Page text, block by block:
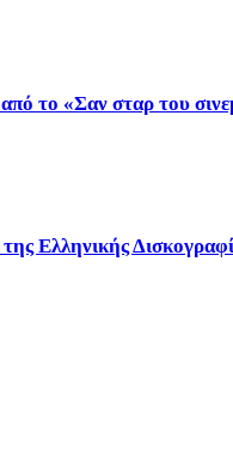
το «Σαν σταρ του
Ελληνικής